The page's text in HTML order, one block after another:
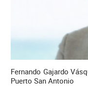
Fernando Gajardo
Puerto San Antonio